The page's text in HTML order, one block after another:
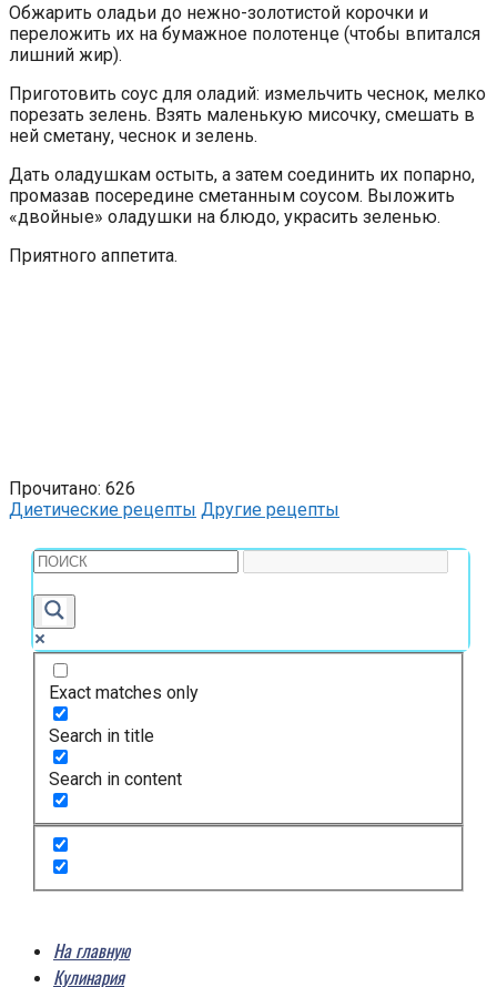
Обжарить оладьи до нежно-золотистой корочки и
переложить их на бумажное полотенце (чтобы впитался
лишний жир).
Приготовить соус для оладий: измельчить чеснок, мелко
порезать зелень. Взять маленькую мисочку, смешать в
ней сметану, чеснок и зелень.
Дать оладушкам остыть, а затем соединить их попарно,
промазав посередине сметанным соусом. Выложить
«двойные» оладушки на блюдо, украсить зеленью.
Приятного аппетита.
Прочитано: 626
Диетические рецепты Другие рецепты
Exact matches only
Search in title
Search in content
На главную
Кулинария